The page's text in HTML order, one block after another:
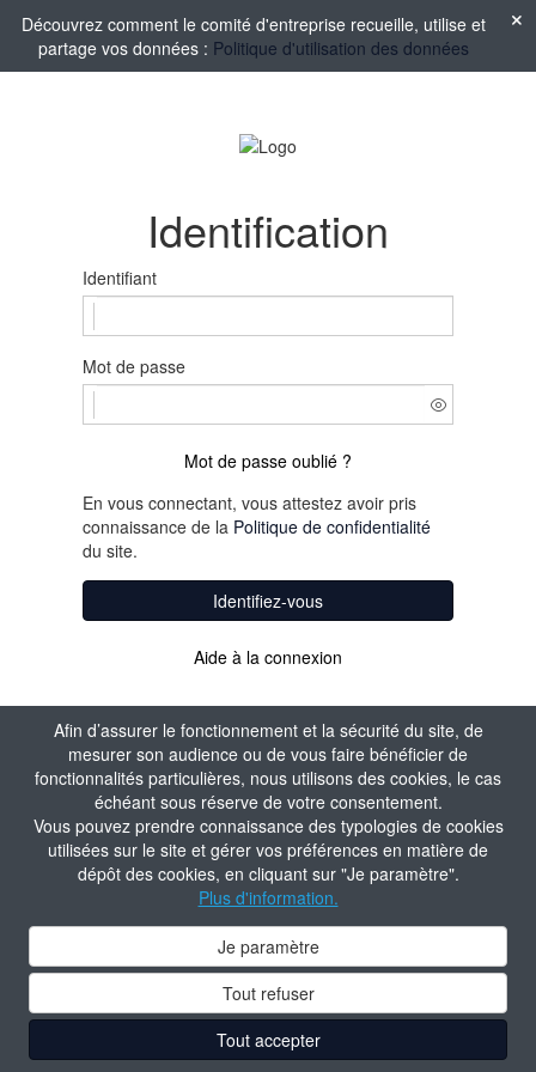
Afin d’assurer le fonctionnement et la sécurité du site, de
mesurer son audience ou de vous faire bénéficier de
fonctionnalités particulières, nous utilisons des cookies, le cas
échéant sous réserve de votre consentement.
Vous pouvez prendre connaissance des typologies de cookies
utilisées sur le site et gérer vos préférences en matière de
dépôt des cookies, en cliquant sur "Je paramètre".
Plus d'information.
Je paramètre
Tout refuser
Tout accepter
Découvrez comment le comité d'entreprise recueille, utilise et
partage vos données : Politique d'utilisation des données
Identification
Identifiant
Mot de passe
Mot de passe oublié ?
En vous connectant, vous attestez avoir pris
connaissance de la Politique de confidentialité
du site.
Identifiez-vous
Aide à la connexion